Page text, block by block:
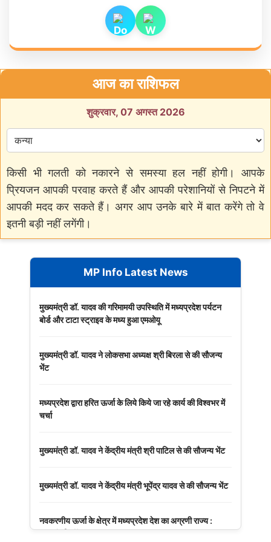
आज का राशिफल
शुक्रवार, 07 अगस्त 2026
किसी भी गलती को नकारने से समस्या हल नहीं होगी। आपके
प्रियजन आपकी परवाह करते हैं और आपकी परेशानियों से निपटने में
आपकी मदद कर सकते हैं। अगर आप उनके बारे में बात करेंगे तो वे
इतनी बड़ी नहीं लगेंगी।
MP Info Latest News
मुख्यमंत्री डॉ. यादव की गरिमामयी उपस्थिति में मध्यप्रदेश पर्यटन
बोर्ड और टाटा स्ट्राइव के मध्य हुआ एमओयू
मुख्यमंत्री डॉ. यादव ने लोकसभा अध्यक्ष श्री बिरला से की सौजन्य
भेंट
मध्यप्रदेश द्वारा हरित ऊर्जा के लिये किये जा रहे कार्य की विश्वभर में
चर्चा
मुख्यमंत्री डॉ. यादव ने केंद्रीय मंत्री श्री पाटिल से की सौजन्य भेंट
मुख्यमंत्री डॉ. यादव ने केंद्रीय मंत्री भूपेंद्र यादव से की सौजन्य भेंट
नवकरणीय ऊर्जा के क्षेत्र में मध्यप्रदेश देश का अग्रणी राज्य :
मुख्यमंत्री डॉ. यादव